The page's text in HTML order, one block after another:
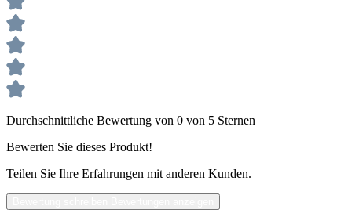
Durchschnittliche Bewertung von 0 von 5 Sternen
Bewerten Sie dieses Produkt!
Teilen Sie Ihre Erfahrungen mit anderen Kunden.